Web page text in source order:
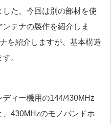
た。今回は別の部材を使
テナの製作を紹介しま
を紹介しますが、基本構造
。
ディー機用の144/430MHz
430MHzのモノバンドホ